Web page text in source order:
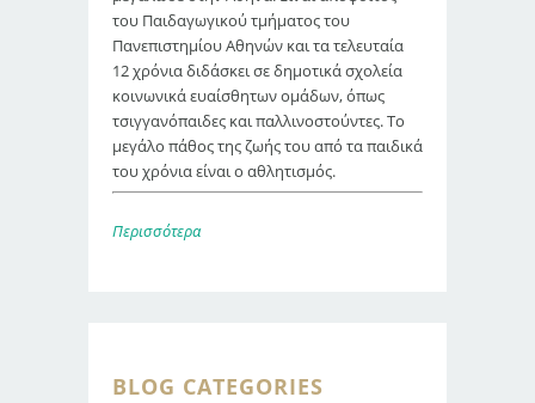
του Παιδαγωγικού τμήματος του
Πανεπιστημίου Αθηνών και τα τελευταία
12 χρόνια διδάσκει σε δημοτικά σχολεία
κοινωνικά ευαίσθητων ομάδων, όπως
τσιγγανόπαιδες και παλλινοστούντες. Το
μεγάλο πάθος της ζωής του από τα παιδικά
του χρόνια είναι ο αθλητισμός.
Περισσότερα
BLOG CATEGORIES